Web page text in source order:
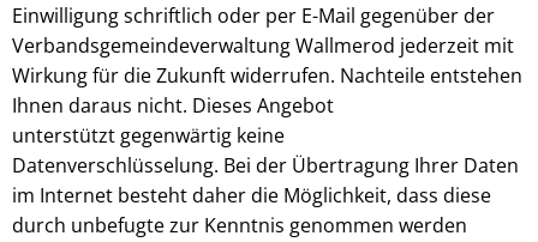
Einwilligung schriftlich oder per E-Mail gegenüber der
Verbandsgemeindeverwaltung Wallmerod jederzeit mit
Wirkung für die Zukunft widerrufen. Nachteile entstehen
Ihnen daraus nicht. Dieses Angebot
unterstützt gegenwärtig keine
Datenverschlüsselung. Bei der Übertragung Ihrer Daten
im Internet besteht daher die Möglichkeit, dass diese
durch unbefugte zur Kenntnis genommen werden